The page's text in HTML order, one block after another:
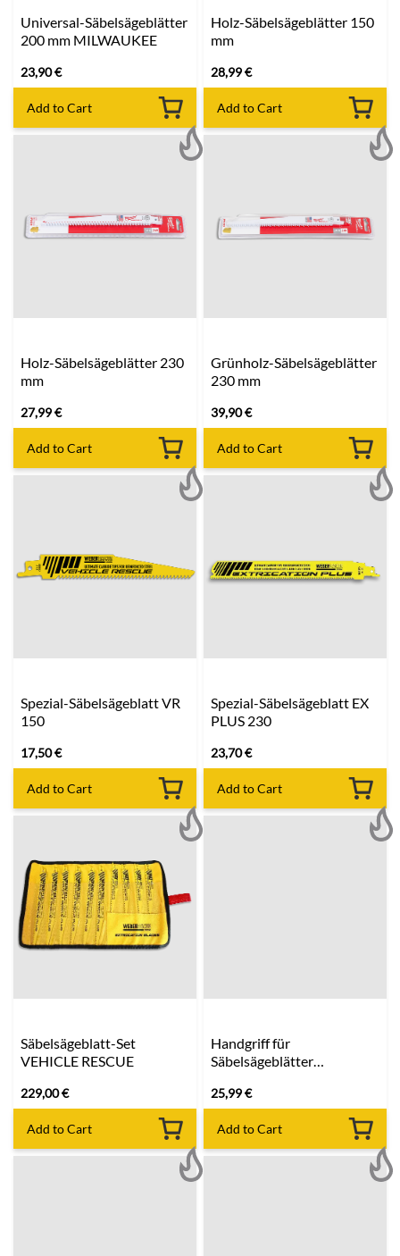
Universal-Säbelsägeblätter
200 mm MILWAUKEE
23,90€
Add to Cart
Holz-Säbelsägeblätter 150
mm
28,99€
Add to Cart
Holz-Säbelsägeblätter 230
mm
27,99€
Add to Cart
Grünholz-Säbelsägeblätter
230 mm
39,90€
Add to Cart
Spezial-Säbelsägeblatt VR
150
17,50€
Add to Cart
Spezial-Säbelsägeblatt EX
PLUS 230
23,70€
Add to Cart
Säbelsägeblatt-Set
VEHICLE RESCUE
229,00€
Add to Cart
Handgriff für
Säbelsägeblätter
25,99€
Add to Cart